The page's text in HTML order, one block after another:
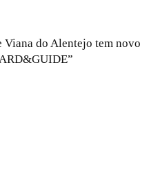
Viana do Alentejo tem novo